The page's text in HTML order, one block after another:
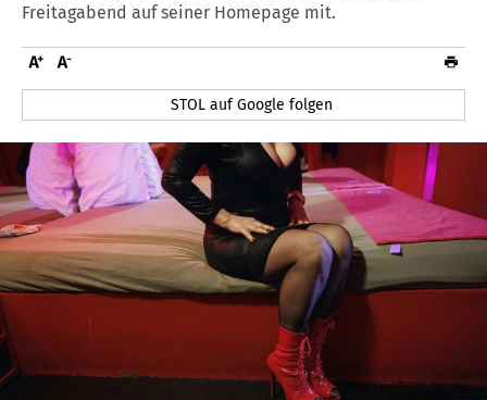
Freitagabend auf seiner Homepage mit.
STOL auf Google folgen